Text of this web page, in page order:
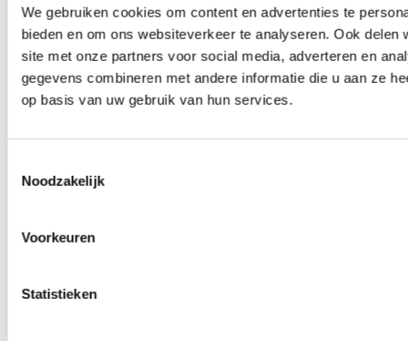
We gebruiken cookies om content en advertenties te
bieden en om ons websiteverkeer te analyseren. Ook
site met onze partners voor social media, adverteren en
gegevens combineren met andere informatie die u aan ze
op basis van uw gebruik van hun services.
Noodzakelijk
Voorkeuren
Statistieken
0producten beschikbaar
Spoorverbreders
0producten beschikbaar
Wielmoeren
0producten beschikbaar
Draadeinden
0 producten beschikbaar
0producten beschikbaar